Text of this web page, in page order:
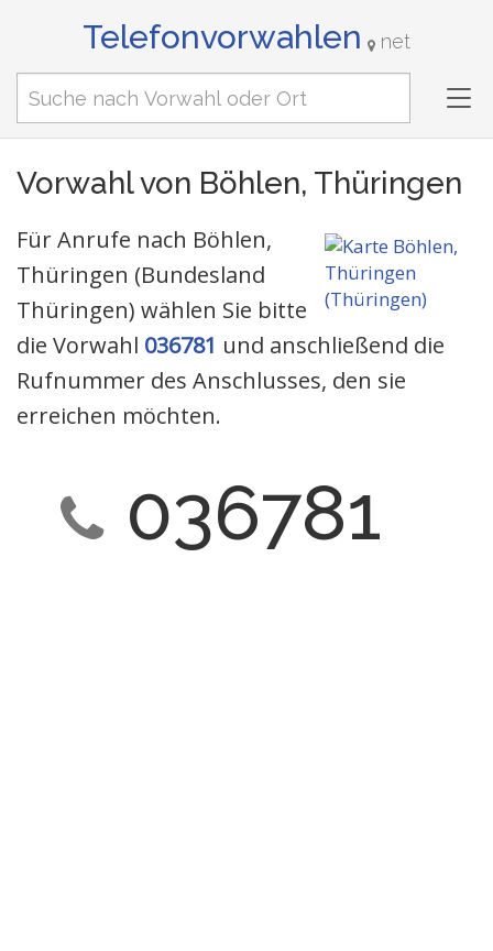
Telefonvorwahlen net
Vorwahl von Böhlen, Thüringen
Für Anrufe nach Böhlen,
Thüringen (Bundesland
Thüringen) wählen Sie bitte
die Vorwahl 036781 und anschließend die
Rufnummer des Anschlusses, den sie
erreichen möchten.
036781